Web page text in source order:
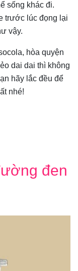
sống khác đi.
trước lúc đọng lại
vậy.
hòa quyện
dai dai thì không
hãy lắc đều để
nhé!
đen